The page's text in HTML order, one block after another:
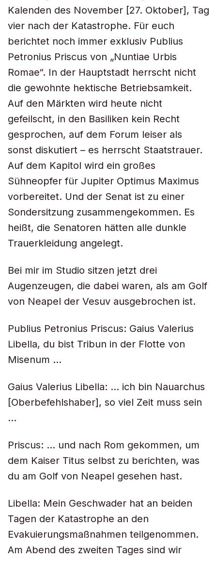
Kalenden des November [27. Oktober], Tag
vier nach der Katastrophe. Für euch
berichtet noch immer exklusiv Publius
Petronius Priscus von „Nuntiae Urbis
Romae“. In der Hauptstadt herrscht nicht
die gewohnte hektische Betriebsamkeit.
Auf den Märkten wird heute nicht
gefeilscht, in den Basiliken kein Recht
gesprochen, auf dem Forum leiser als
sonst diskutiert – es herrscht Staatstrauer.
Auf dem Kapitol wird ein großes
Sühneopfer für Jupiter Optimus Maximus
vorbereitet. Und der Senat ist zu einer
Sondersitzung zusammengekommen. Es
heißt, die Senatoren hätten alle dunkle
Trauerkleidung angelegt.
Bei mir im Studio sitzen jetzt drei
Augenzeugen, die dabei waren, als am Golf
von Neapel der Vesuv ausgebrochen ist.
Publius Petronius Priscus: Gaius Valerius
Libella, du bist Tribun in der Flotte von
Misenum …
Gaius Valerius Libella: … ich bin Nauarchus
[Oberbefehlshaber], so viel Zeit muss sein
…
Priscus: … und nach Rom gekommen, um
dem Kaiser Titus selbst zu berichten, was
du am Golf von Neapel gesehen hast.
Libella: Mein Geschwader hat an beiden
Tagen der Katastrophe an den
Evakuierungsmaßnahmen teilgenommen.
Am Abend des zweiten Tages sind wir